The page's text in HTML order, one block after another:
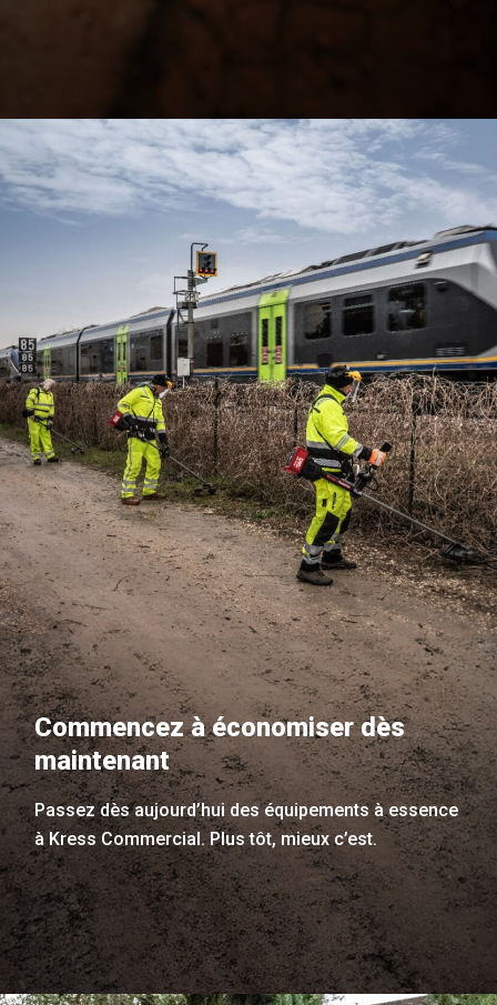
Commencez à économiser dès
maintenant
Passez dès aujourd’hui des équipements à essence
à Kress Commercial. Plus tôt, mieux c’est.